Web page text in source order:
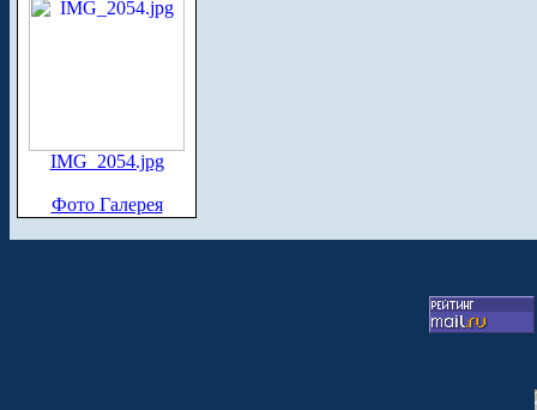
IMG_2054.jpg
Фото Галерея